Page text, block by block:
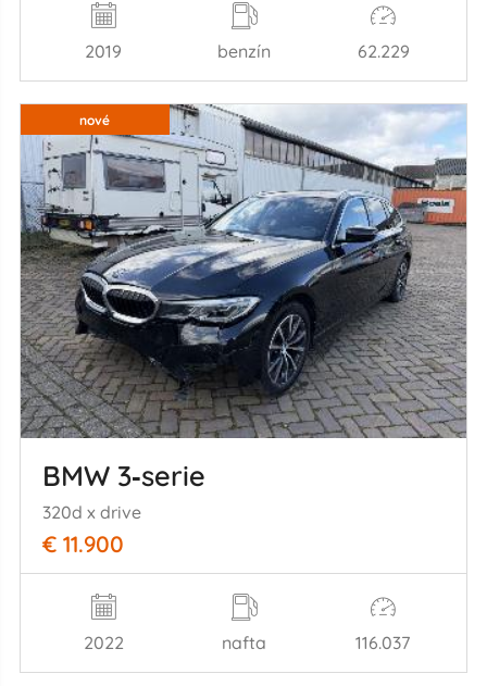
2019 benzín 62.229
nové
BMW 3‑serie
320d x drive
€ 11.900
2022 nafta 116.037